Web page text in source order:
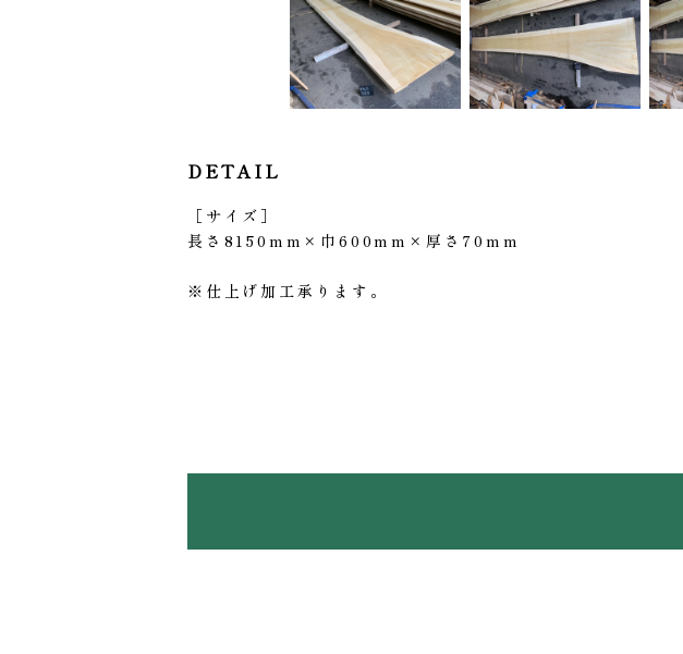
DETAIL
［サイズ］
長さ8150mm×巾600mm×厚さ70mm
※仕上げ加工承ります。